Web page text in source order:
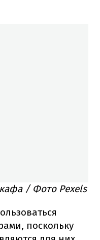
/ Фото Pexels
поскольку